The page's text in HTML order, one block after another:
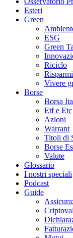
Esteri
Green
ESG
Green
Riciclo
Vivere
Borse
Borsa
Etf e Etc
Azioni
Warrant
Titoli di
Borse
Valute
Glossario
I nostri speciali
Podcast
Guide